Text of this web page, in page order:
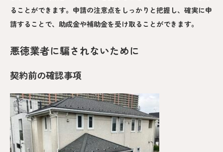
ることができます。申請の注意点をしっかりと把握し、確実に申
請することで、助成金や補助金を受け取ることができます。
悪徳業者に騙されないために
契約前の確認事項